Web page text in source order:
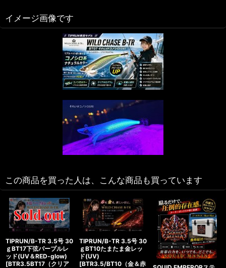
イメージ画像です
この商品を買った人は、こんな商品も買っています
TIPRUN/B-TR 3.5号 30
ｇBT17下弦パープルレ
ッド(UV＆RED-glow)
[BTR3.5BT17（クリア
TIPRUN/B-TR 3.5号 30
ｇBT10たまたま金レッ
ド(UV)
[BTR3.5/BT10（金＆赤